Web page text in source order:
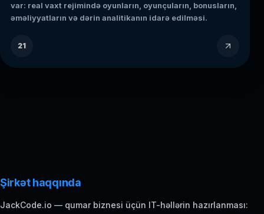
var: real vaxt rejimində oyunların, oyunçuların, bonusların,
əməliyyatların və dərin analitikanın idarə edilməsi.
21
Şirkət haqqında
JackCode.io — qumar biznesi üçün IT-həllərin hazırlanması: